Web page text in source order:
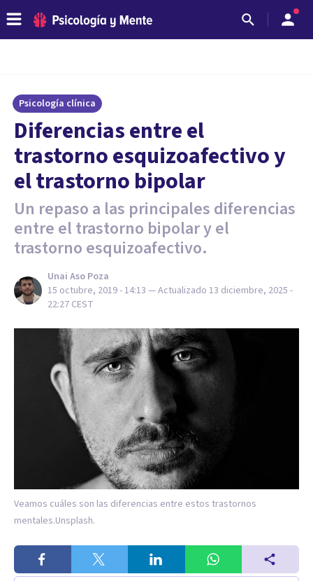
Psicología clínica
Diferencias entre el
trastorno esquizoafectivo y
el trastorno bipolar
Un repaso a las principales diferencias
entre el trastorno bipolar y el
trastorno esquizoafectivo.
Unai Aso Poza
15 octubre, 2019 - 14:13 — Actualizado 13 diciembre, 2025 -
22:27 CEST
Veamos cuáles son las diferencias entre estos trastornos
mentales.Unsplash.